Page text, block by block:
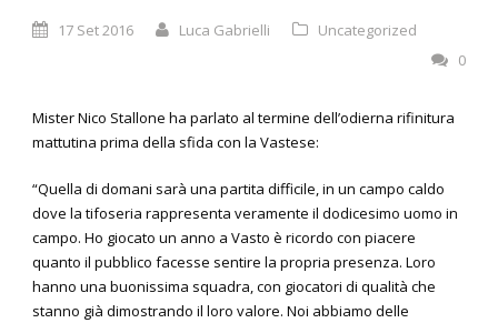
17 Set 2016 Luca Gabrielli
Uncategorized
0
Mister Nico Stallone ha parlato al termine dell’odierna rifinitura
mattutina prima della sfida con la Vastese:
“Quella di domani sarà una partita difficile, in un campo caldo
dove la tifoseria rappresenta veramente il dodicesimo uomo in
campo. Ho giocato un anno a Vasto è ricordo con piacere
quanto il pubblico facesse sentire la propria presenza. Loro
hanno una buonissima squadra, con giocatori di qualità che
stanno già dimostrando il loro valore. Noi abbiamo delle